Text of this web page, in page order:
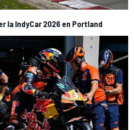
la IndyCar 2026 en Portland